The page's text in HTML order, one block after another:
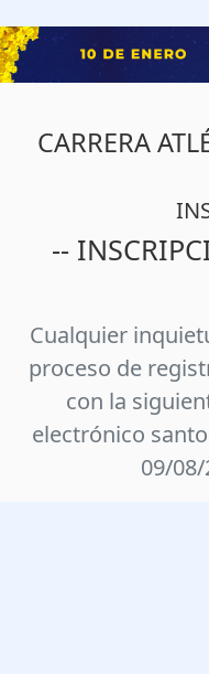
CARRERA
--
Cualquier
proceso de
con la
electrónico
09/